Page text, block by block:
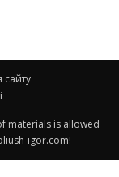
is allowed
igor.com!